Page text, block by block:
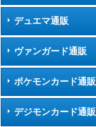
デュエマ通販
ヴァンガード通販
ポケモンカード通販
デジモンカード通販